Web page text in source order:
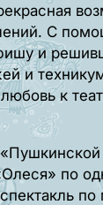
С
и
и
к
по